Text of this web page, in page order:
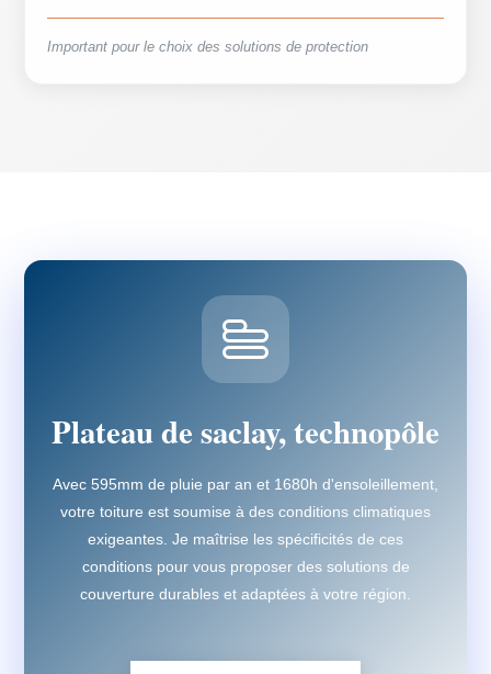
Important pour le choix des solutions de protection
Plateau de saclay, technopôle
Avec 595mm de pluie par an et 1680h d'ensoleillement,
votre toiture est soumise à des conditions climatiques
exigeantes. Je maîtrise les spécificités de ces
conditions pour vous proposer des solutions de
couverture durables et adaptées à votre région.